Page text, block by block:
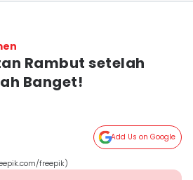
Rambut setelah
Banget!
Add Us on Google
freepik)